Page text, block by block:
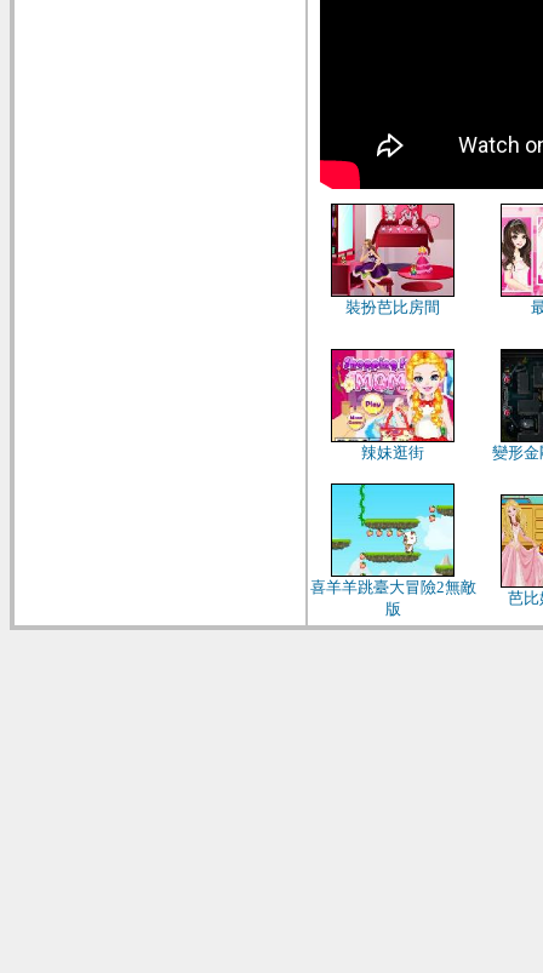
裝扮芭比房間
辣妹逛街 變形金
喜羊羊跳臺大冒險2無敵
版
芭比